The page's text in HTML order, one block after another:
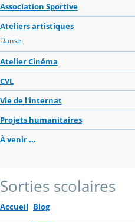
Association Sportive
Ateliers artistiques
Danse
Atelier Cinéma
CVL
Vie de l'internat
Projets humanitaires
À venir ...
Sorties scolaires
Accueil Blog